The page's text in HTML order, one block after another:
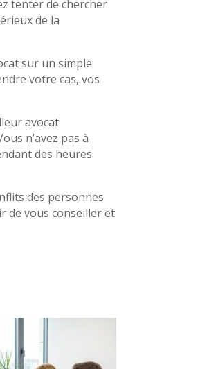
tenter de chercher
de la
sur un simple
votre cas, vos
avocat
n’avez pas à
des heures
des personnes
de vous conseiller et